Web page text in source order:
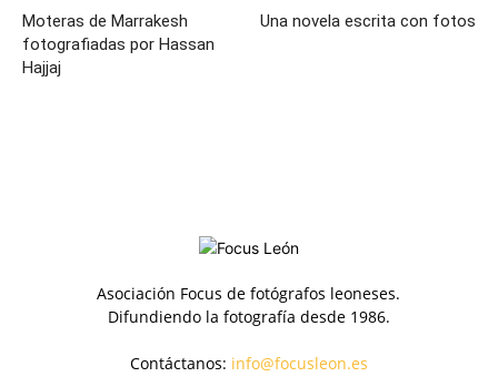
Moteras de Marrakesh
fotografiadas por Hassan
Hajjaj
Una novela escrita con fotos
Asociación Focus de fotógrafos leoneses.
Difundiendo la fotografía desde 1986.
Contáctanos: info@focusleon.es